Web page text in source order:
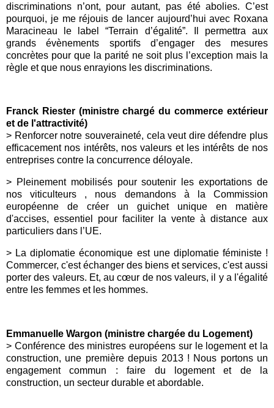
discriminations n’ont, pour autant, pas été abolies. C’est
pourquoi, je me réjouis de lancer aujourd’hui avec Roxana
Maracineau le label “Terrain d’égalité”. Il permettra aux
grands évènements sportifs d’engager des mesures
concrètes pour que la parité ne soit plus l’exception mais la
règle et que nous enrayions les discriminations.
Franck Riester (ministre chargé du commerce extérieur
et de l'attractivité)
> Renforcer notre souveraineté, cela veut dire défendre plus
efficacement nos intérêts, nos valeurs et les intérêts de nos
entreprises contre la concurrence déloyale.
> Pleinement mobilisés pour soutenir les exportations de
nosviticulteurs
, nous demandons à la Commission
européenne de créer un guichet unique en matière
d'accises, essentiel pour faciliter la vente à distance aux
particuliers dans l’UE.
> La diplomatie économique est une diplomatie féministe !
Commercer, c'est échanger des biens et services, c'est aussi
porter des valeurs. Et, au cœur de nos valeurs, il y a l'égalité
entre les femmes et les hommes.
Emmanuelle Wargon (ministre chargée du Logement)
> Conférence des ministres européens sur le logement et la
construction, une première depuis 2013 ! Nous portons un
engagement commun : faire du logement et de la
construction, un secteur durable et abordable.